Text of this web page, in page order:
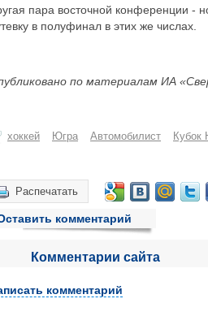
пара восточной конференции -
в полуфинал в этих же числах.
по материалам ИА
хоккей Югра Автомобилист Кубок
Распечатать
комментарий
Комментарии сайта
комментарий